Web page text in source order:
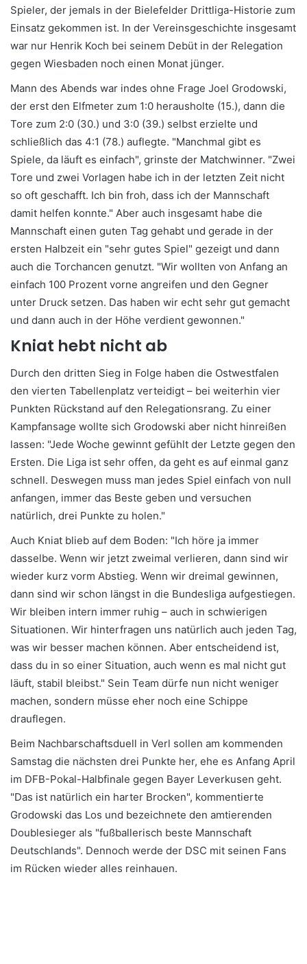
Spieler, der jemals in der Bielefelder Drittliga-Historie zum
Einsatz gekommen ist. In der Vereinsgeschichte insgesamt
war nur Henrik Koch bei seinem Debüt in der Relegation
gegen Wiesbaden noch einen Monat jünger.
Mann des Abends war indes ohne Frage Joel Grodowski,
der erst den Elfmeter zum 1:0 herausholte (15.), dann die
Tore zum 2:0 (30.) und 3:0 (39.) selbst erzielte und
schließlich das 4:1 (78.) auflegte. "Manchmal gibt es
Spiele, da läuft es einfach", grinste der Matchwinner. "Zwei
Tore und zwei Vorlagen habe ich in der letzten Zeit nicht
so oft geschafft. Ich bin froh, dass ich der Mannschaft
damit helfen konnte." Aber auch insgesamt habe die
Mannschaft einen guten Tag gehabt und gerade in der
ersten Halbzeit ein "sehr gutes Spiel" gezeigt und dann
auch die Torchancen genutzt. "Wir wollten von Anfang an
einfach 100 Prozent vorne angreifen und den Gegner
unter Druck setzen. Das haben wir echt sehr gut gemacht
und dann auch in der Höhe verdient gewonnen."
Kniat hebt nicht ab
Durch den dritten Sieg in Folge haben die Ostwestfalen
den vierten Tabellenplatz verteidigt – bei weiterhin vier
Punkten Rückstand auf den Relegationsrang. Zu einer
Kampfansage wollte sich Grodowski aber nicht hinreißen
lassen: "Jede Woche gewinnt gefühlt der Letzte gegen den
Ersten. Die Liga ist sehr offen, da geht es auf einmal ganz
schnell. Deswegen muss man jedes Spiel einfach von null
anfangen, immer das Beste geben und versuchen
natürlich, drei Punkte zu holen."
Auch Kniat blieb auf dem Boden: "Ich höre ja immer
dasselbe. Wenn wir jetzt zweimal verlieren, dann sind wir
wieder kurz vorm Abstieg. Wenn wir dreimal gewinnen,
dann sind wir schon längst in die Bundesliga aufgestiegen.
Wir bleiben intern immer ruhig – auch in schwierigen
Situationen. Wir hinterfragen uns natürlich auch jeden Tag,
was wir besser machen können. Aber entscheidend ist,
dass du in so einer Situation, auch wenn es mal nicht gut
läuft, stabil bleibst." Sein Team dürfe nun nicht weniger
machen, sondern müsse eher noch eine Schippe
drauflegen.
Beim Nachbarschaftsduell in Verl sollen am kommenden
Samstag die nächsten drei Punkte her, ehe es Anfang April
im DFB-Pokal-Halbfinale gegen Bayer Leverkusen geht.
"Das ist natürlich ein harter Brocken", kommentierte
Grodowski das Los und bezeichnete den amtierenden
Doublesieger als "fußballerisch beste Mannschaft
Deutschlands". Dennoch werde der DSC mit seinen Fans
im Rücken wieder alles reinhauen.